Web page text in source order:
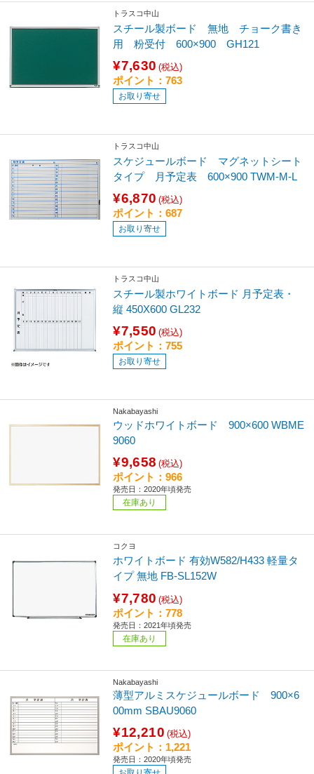
トラスコ中山
スチール製ボード 無地 チョーク書き
用 粉受付 600×900 GH121
¥7,630 (税込)
ポイント：763
お取り寄せ
トラスコ中山
スケジュールボード マグネットシート
タイプ 月予定表 600×900 TWM-M-L
¥6,870 (税込)
ポイント：687
お取り寄せ
トラスコ中山
スチール製ホワイトボード 月予定表・
縦 450X600 GL232
¥7,550 (税込)
ポイント：755
お取り寄せ
Nakabayashi
ウッドホワイトボード 900×600 WBME
9060
¥9,658 (税込)
ポイント：966
発売日：2020年頃発売
在庫あり
コクヨ
ホワイトボード 有効W582/H433 軽量タ
イプ 無地 FB-SL152W
¥7,780 (税込)
ポイント：778
発売日：2021年頃発売
在庫あり
Nakabayashi
薄型アルミスケジュールボード 900×6
00mm SBAU9060
¥12,210 (税込)
ポイント：1,221
発売日：2020年頃発売